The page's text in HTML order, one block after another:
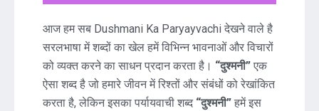
आज हम सब Dushmani Ka Paryayvachi देखने वाले है
सरलभाषा में शब्दों का खेल हमें विभिन्न भावनाओं और विचारों
को व्यक्त करने का साधन प्रदान करता है। “दुश्मनी” एक
ऐसा शब्द है जो हमारे जीवन में रिश्तों और संबंधों को रेखांकित
करता है, लेकिन इसका पर्यायवाची शब्द “दुश्मनी” हमें इस